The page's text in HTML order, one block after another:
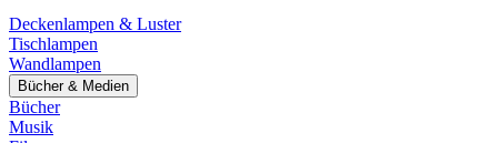
Deckenlampen & Luster
Tischlampen
Wandlampen
Bücher & Medien
Bücher
Musik